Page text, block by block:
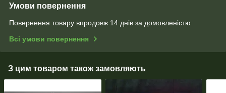
Умови повернення
Повернення товару впродовж 14 днів за домовленістю
Всі умови повернення
З цим товаром також замовляють